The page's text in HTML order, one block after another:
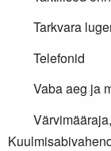
Tarkvara
Telefonid
Vaba aeg ja